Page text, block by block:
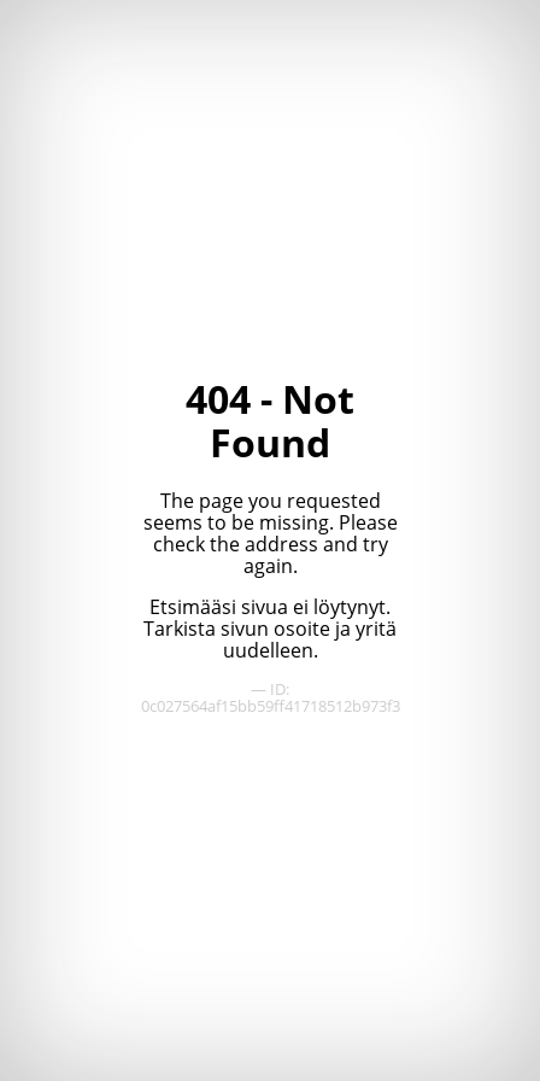
404 - Not
Found
The page you requested
seems to be missing. Please
check the address and try
again.
Etsimääsi sivua ei löytynyt.
Tarkista sivun osoite ja yritä
uudelleen.
— ID:
0c027564af15bb59ff41718512b973f3